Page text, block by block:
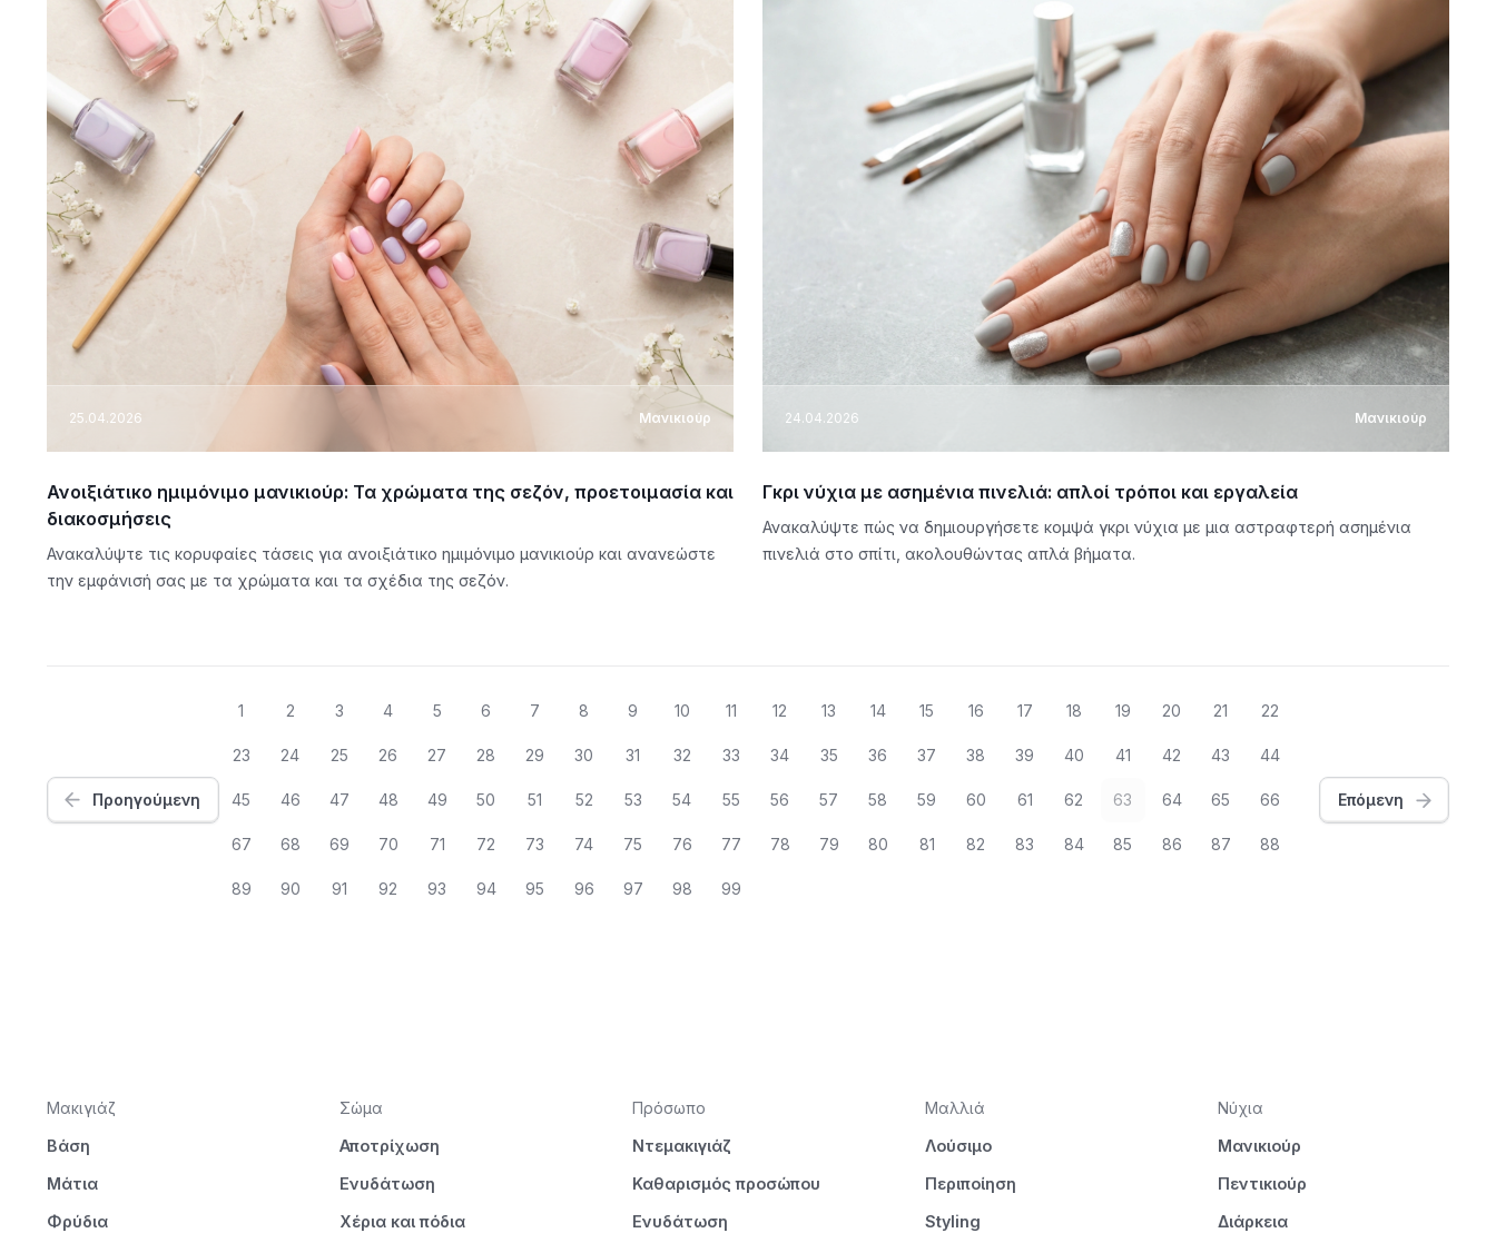
25.04.2026 Μανικιούρ
Ανοιξιάτικο ημιμόνιμο μανικιούρ: Τα χρώματα της σεζόν, προετοιμασία και
διακοσμήσεις
Ανακαλύψτε τις κορυφαίες τάσεις για ανοιξιάτικο ημιμόνιμο μανικιούρ και ανανεώστε
την εμφάνισή σας με τα χρώματα και τα σχέδια της σεζόν.
24.04.2026 Μανικιούρ
Γκρι νύχια με ασημένια πινελιά: απλοί τρόποι και εργαλεία
Ανακαλύψτε πώς να δημιουργήσετε κομψά γκρι νύχια με μια αστραφτερή ασημένια
πινελιά στο σπίτι, ακολουθώντας απλά βήματα.
Προηγούμενη
1 2 3 4 5 6 7 8 9 10 11 12 13 14 15 16 17 18 19 20 21 22
23 24 25 26 27 28 29 30 31 32 33 34 35 36 37 38 39 40 41 42 43 44
45 46 47 48 49 50 51 52 53 54 55 56 57 58 59 60 61 62 63 64 65 66
67 68 69 70 71 72 73 74 75 76 77 78 79 80 81 82 83 84 85 86 87 88
89 90 91 92 93 94 95 96 97 98 99
Επόμενη
Μακιγιάζ
Βάση
Μάτια
Φρύδια
Σώμα
Αποτρίχωση
Ενυδάτωση
Χέρια και πόδια
Πρόσωπο
Ντεμακιγιάζ
Καθαρισμός προσώπου
Ενυδάτωση
Μαλλιά
Λούσιμο
Περιποίηση
Styling
Νύχια
Μανικιούρ
Πεντικιούρ
Διάρκεια